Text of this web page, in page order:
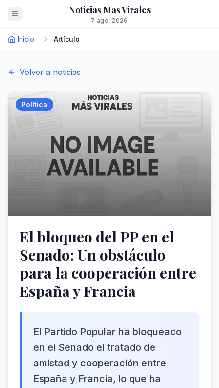
Noticias Mas Virales
7 ago. 2026
Inicio Artículo
Volver a noticias
Política
El bloqueo del PP en el
Senado: Un obstáculo
para la cooperación entre
España y Francia
El Partido Popular ha bloqueado
en el Senado el tratado de
amistad y cooperación entre
España y Francia, lo que ha